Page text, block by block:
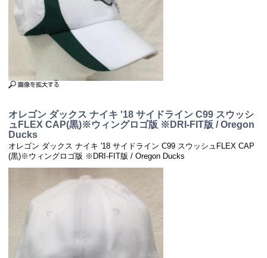
オレゴン ダックス ナイキ '18 サイドライン C99 スウッシ
ュFLEX CAP(黒)※ウィングロゴ版 ※DRI-FIT版 / Oregon
Ducks
オレゴン ダックス ナイキ '18 サイドライン C99 スウッシュFLEX CAP
(黒)※ウィングロゴ版 ※DRI-FIT版 / Oregon Ducks